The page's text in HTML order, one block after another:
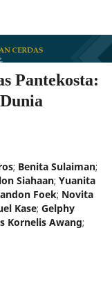
Pantekosta:
; Benita Sulaiman;
Siahaan; Yuanita
Foek; Novita
Kase; Gelphy
Kornelis Awang;